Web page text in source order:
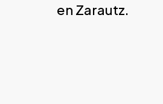
en Zarautz.